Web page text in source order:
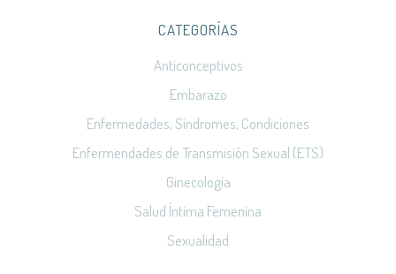
CATEGORÍAS
Anticonceptivos
Embarazo
Enfermedades, Síndromes, Condiciones
Enfermendades de Transmisión Sexual (ETS)
Ginecología
Salud Íntima Femenina
Sexualidad